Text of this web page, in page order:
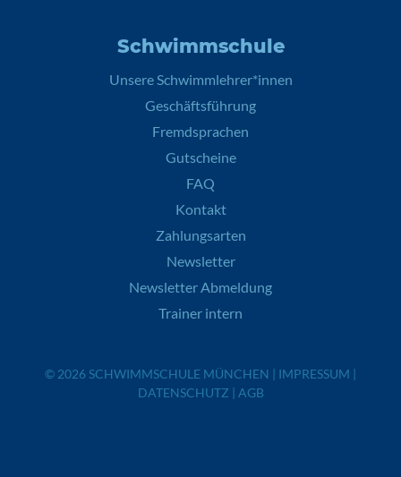
Schwimmschule
Unsere Schwimmlehrer*innen
Geschäftsführung
Fremdsprachen
Gutscheine
FAQ
Kontakt
Zahlungsarten
Newsletter
Newsletter Abmeldung
Trainer intern
© 2026 SCHWIMMSCHULE MÜNCHEN | IMPRESSUM |
DATENSCHUTZ | AGB